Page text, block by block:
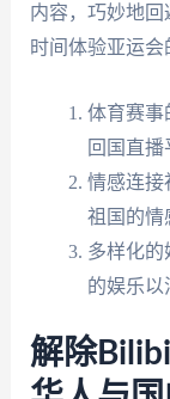
内容，巧妙地
时间体验亚运会
体育赛事
回国直播
情感连接
祖国的情
多样化的
的娱乐以
解除